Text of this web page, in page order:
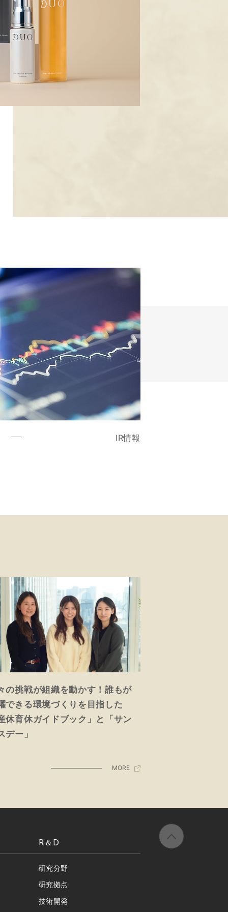
IR情報
の挑戦が組織を動かす！誰もが
できる環境づくりを目指した
休育休ガイドブック」と「サン
デー」
MORE
R＆D
研究分野
研究拠点
技術開発